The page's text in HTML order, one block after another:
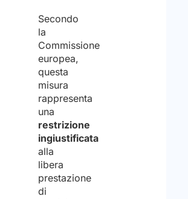
Secondo
la
Commissione
europea,
questa
misura
rappresenta
una
restrizione
ingiustificata
alla
libera
prestazione
di